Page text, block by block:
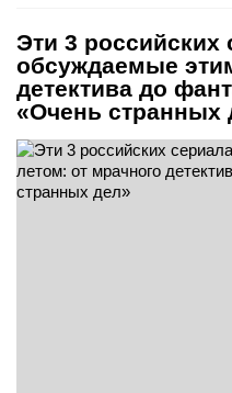
Эти 3
обсуждаемые
детектива до
«Очень странных